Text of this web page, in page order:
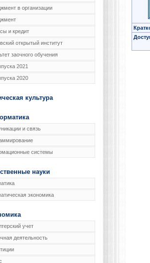
в организации
и кредит
открытый институт
заочного обучения
2021
2020
культура
и связь
системы
науки
экономика
учет
деятельность